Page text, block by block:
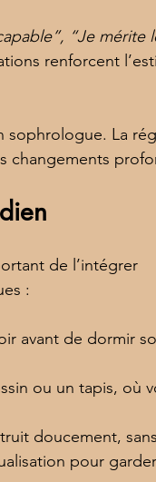
“Je mérite
renforcent
sophrologue. La
changements
de l’intégrer
:
avant de dormir
ou un tapis, où
doucement,
pour